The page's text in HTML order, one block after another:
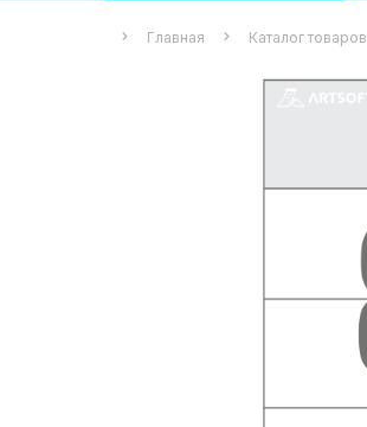
Главная Каталог товаров